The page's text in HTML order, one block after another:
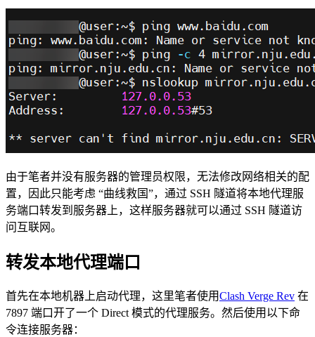
由于笔者并没有服务器的管理员权限，无法修改网络相关的配
置，因此只能考虑 “曲线救国”，通过 SSH 隧道将本地代理服
务端口转发到服务器上，这样服务器就可以通过 SSH 隧道访
问互联网。
转发本地代理端口
首先在本地机器上启动代理，这里笔者使用Clash Verge Rev 在
7897 端口开了一个 Direct 模式的代理服务。然后使用以下命
令连接服务器：